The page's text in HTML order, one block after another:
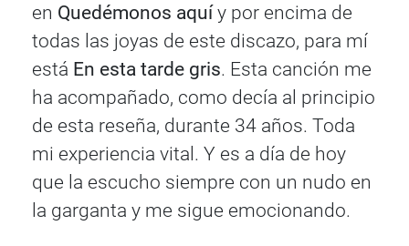
en Quedémonos aquíy por encima de
todas las joyas de este discazo, para mí
está En esta tarde gris. Esta canción me
ha acompañado, como decía al principio
de esta reseña, durante 34 años. Toda
mi experiencia vital. Y es a día de hoy
que la escucho siempre con un nudo en
la garganta y me sigue emocionando.